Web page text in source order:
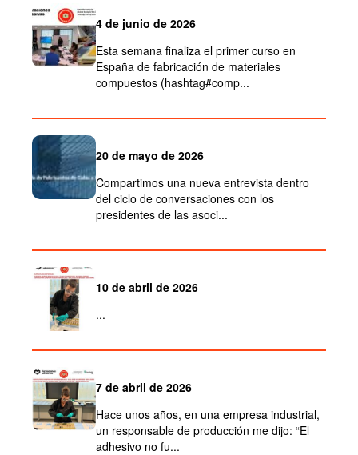
4 de junio de 2026
Esta semana finaliza el primer curso en
España de fabricación de materiales
compuestos (hashtag#comp...
20 de mayo de 2026
Compartimos una nueva entrevista dentro
del ciclo de conversaciones con los
presidentes de las asoci...
10 de abril de 2026
...
7 de abril de 2026
Hace unos años, en una empresa industrial,
un responsable de producción me dijo: “El
adhesivo no fu...